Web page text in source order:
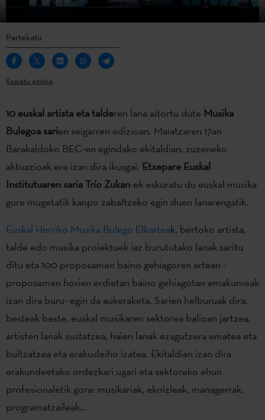
Partekatu
Kopiatu esteka
10 euskal artista eta talderen lana aitortu dute Musika
Bulegoa sarien seigarren edizioan. Maiatzaren 17an
Barakaldoko BEC-en egindako ekitaldian, zuzeneko
aktuazioak ere izan dira ikusgai. Etxepare Euskal
Institutuaren saria Trío Zukan-ek eskuratu du euskal musika
gure mugetatik kanpo zabaltzeko egin duen lanarengatik.
Euskal Herriko Musika Bulego Elkarteak, bertoko artista,
talde edo musika proiektuek iaz burututako lanak saritu
ditu eta 100 proposamen baino gehiagoren artean -
proposamen horien erdietan baino gehiagotan emakumeak
izan dira buru- egin da aukeraketa. Sarien helburuak dira,
besteak beste, euskal musikaren sektorea balioan jartzea,
artisten lanak sustatzea, haien lanak ezagutzera ematea eta
bultzatzea eta erakusleiho izatea. Ekitaldian izan dira
erakundeetako ordezkari ugari eta sektoreko ehun
profesionaletik gora: musikariak, ekoizleak, managerrak,
programatzaileak…